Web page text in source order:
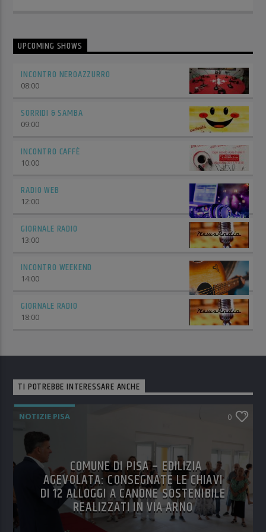
UPCOMING SHOWS
INCONTRO NEROAZZURRO
08:00
SORRIDI & SAMBA
09:00
INCONTRO CAFFÈ
10:00
RADIO WEB
12:00
GIORNALE RADIO
13:00
INCONTRO WEEKEND
14:00
GIORNALE RADIO
18:00
TI POTREBBE INTERESSARE ANCHE
NOTIZIE PISA 0
COMUNE DI PISA – EDILIZIA
AGEVOLATA: CONSEGNATE LE CHIAVI
DI 12 ALLOGGI A CANONE SOSTENIBILE
REALIZZATI IN VIA ARNO